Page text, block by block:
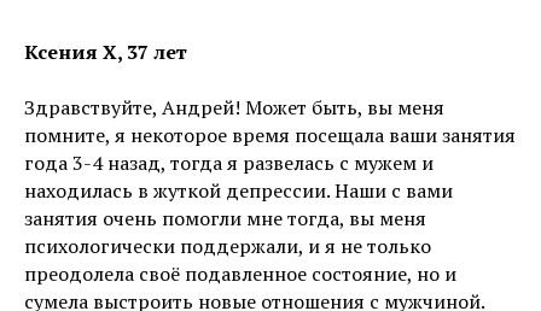
Ксения Х, 37 лет
Здравствуйте, Андрей! Может быть, вы меня
помните, я некоторое время посещала ваши занятия
года 3-4 назад, тогда я развелась с мужем и
находилась в жуткой депрессии. Наши с вами
занятия очень помогли мне тогда, вы меня
психологически поддержали, и я не только
преодолела своё подавленное состояние, но и
сумела выстроить новые отношения с мужчиной.